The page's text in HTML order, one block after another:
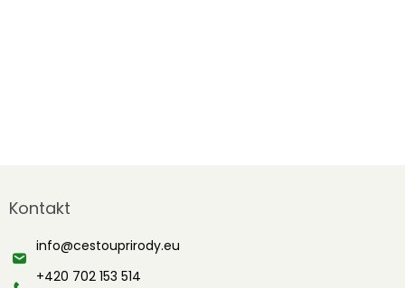
p
t
Kontakt
info@cestouprirody.eu
+420 702 153 514